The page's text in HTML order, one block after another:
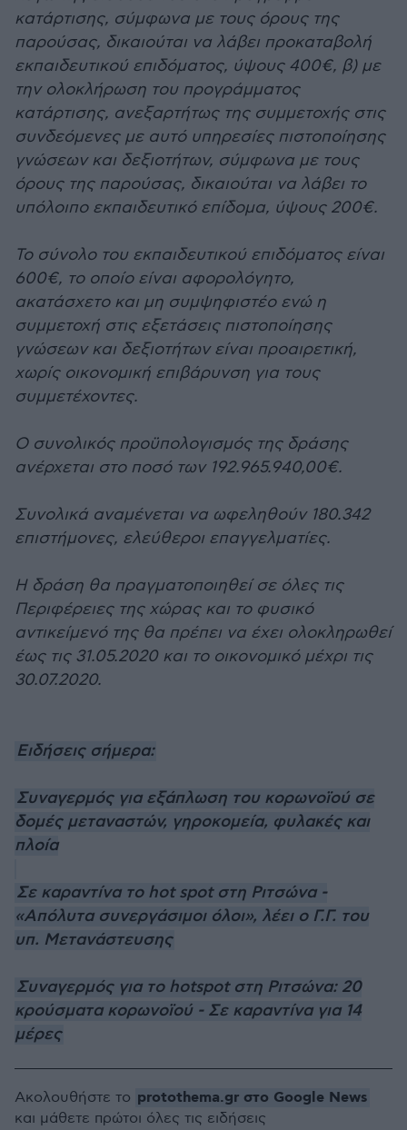
κατάρτισης, σύμφωνα με τους όρους της
παρούσας, δικαιούται να λάβει προκαταβολή
εκπαιδευτικού επιδόματος, ύψους 400€, β) με
την ολοκλήρωση του προγράμματος
κατάρτισης, ανεξαρτήτως της συμμετοχής στις
συνδεόμενες με αυτό υπηρεσίες πιστοποίησης
γνώσεων και δεξιοτήτων, σύμφωνα με τους
όρους της παρούσας, δικαιούται να λάβει το
υπόλοιπο εκπαιδευτικό επίδομα, ύψους 200€.
Το σύνολο του εκπαιδευτικού επιδόματος είναι
600€, το οποίο είναι αφορολόγητο,
ακατάσχετο και μη συμψηφιστέο ενώ η
συμμετοχή στις εξετάσεις πιστοποίησης
γνώσεων και δεξιοτήτων είναι προαιρετική,
χωρίς οικονομική επιβάρυνση για τους
συμμετέχοντες.
Ο συνολικός προϋπολογισμός της δράσης
ανέρχεται στο ποσό των 192.965.940,00€.
Συνολικά αναμένεται να ωφεληθούν 180.342
επιστήμονες, ελεύθεροι επαγγελματίες.
Η δράση θα πραγματοποιηθεί σε όλες τις
Περιφέρειες της χώρας και το φυσικό
αντικείμενό της θα πρέπει να έχει ολοκληρωθεί
έως τις 31.05.2020 και το οικονομικό μέχρι τις
30.07.2020.
Ειδήσεις σήμερα:
Συναγερμός για εξάπλωση του κορωνοϊού σε
δομές μεταναστών, γηροκομεία, φυλακές και
πλοία
Σε καραντίνα το hot spot στη Ριτσώνα -
«Απόλυτα συνεργάσιμοι όλοι», λέει ο Γ.Γ. του
υπ. Μετανάστευσης
Συναγερμός για το hotspot στη Ριτσώνα: 20
κρούσματα κορωνοϊού - Σε καραντίνα για 14
μέρες
Ακολουθήστε το protothema.gr στο Google News
και μάθετε πρώτοι όλες τις ειδήσεις